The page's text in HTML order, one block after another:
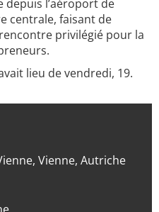
depuis l’aéroport de
centrale, faisant de
privilégié pour la
lieu de vendredi, 19.
Vienne, Autriche